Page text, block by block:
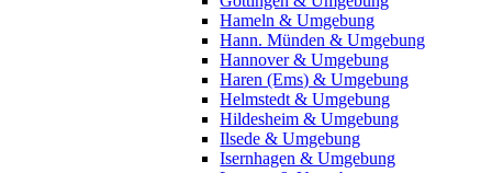
Hameln & Umgebung
Hann. Münden & Umgebung
Hannover & Umgebung
Haren (Ems) & Umgebung
Helmstedt & Umgebung
Hildesheim & Umgebung
Ilsede & Umgebung
Isernhagen & Umgebung